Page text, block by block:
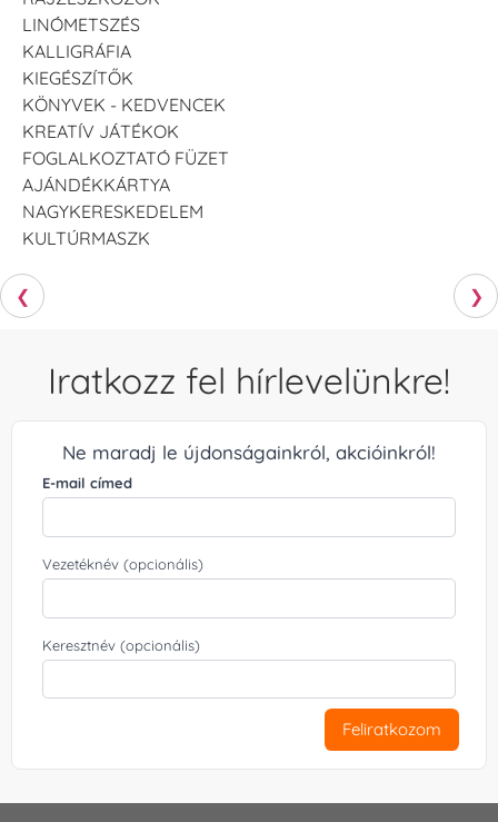
LINÓMETSZÉS
KALLIGRÁFIA
KIEGÉSZÍTŐK
KÖNYVEK - KEDVENCEK
KREATÍV JÁTÉKOK
FOGLALKOZTATÓ FÜZET
AJÁNDÉKKÁRTYA
NAGYKERESKEDELEM
KULTÚRMASZK
❮ ❯
Iratkozz fel hírlevelünkre!
Ne maradj le újdonságainkról, akcióinkról!
E-mail címed
Vezetéknév (opcionális)
Keresztnév (opcionális)
Feliratkozom